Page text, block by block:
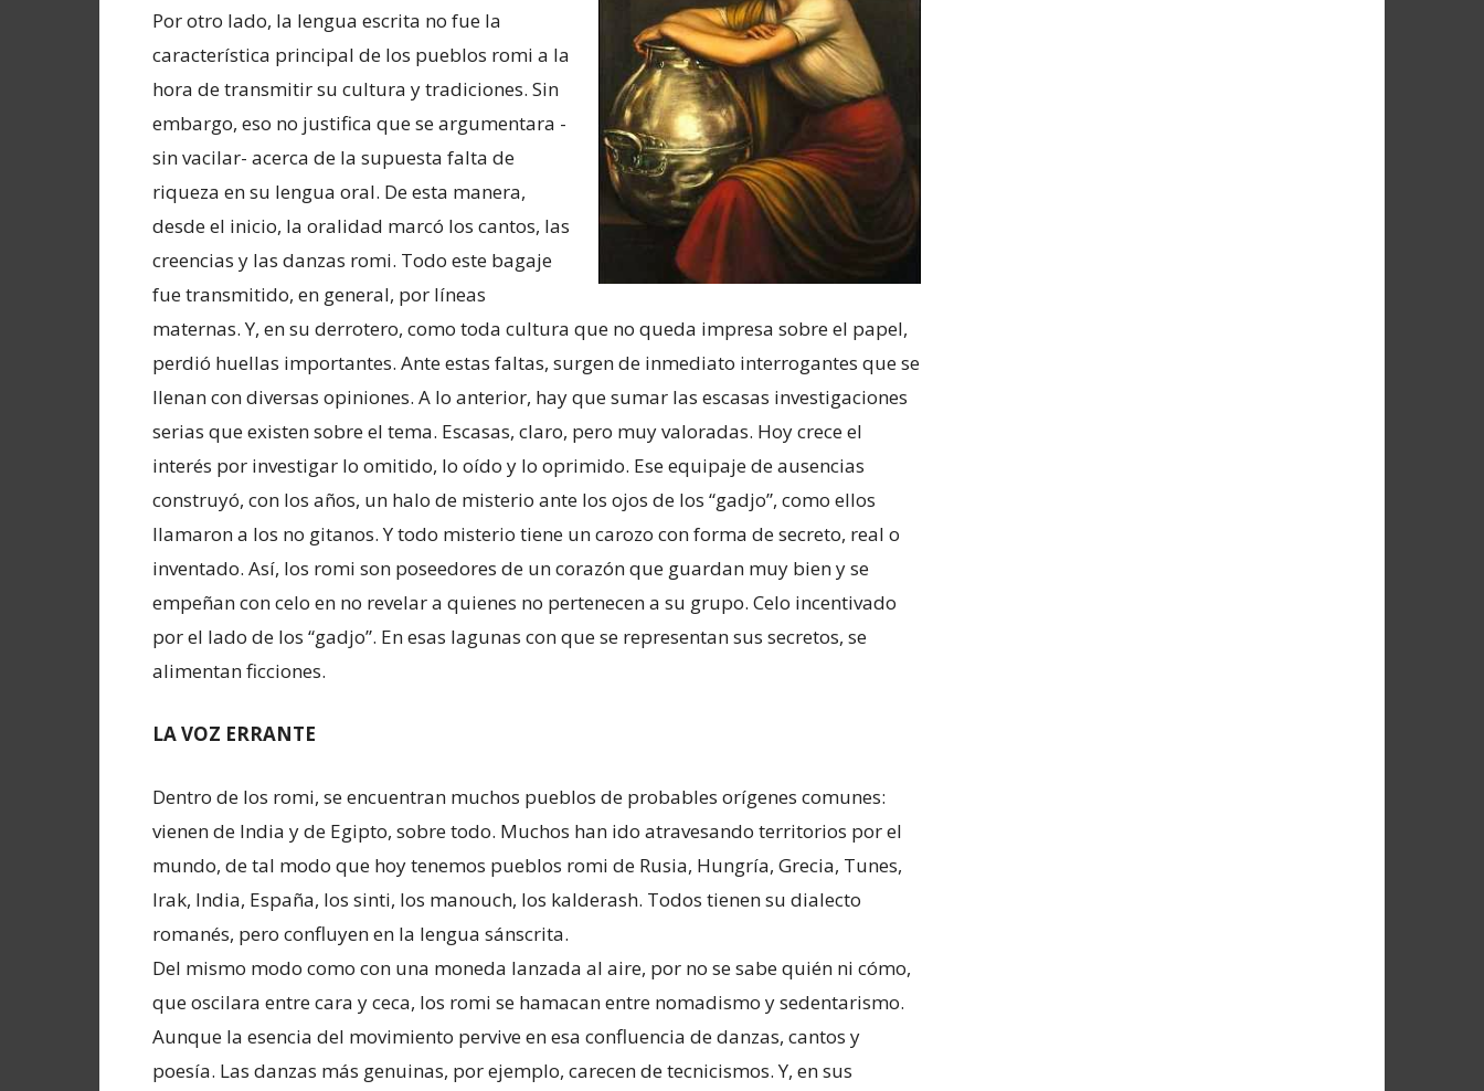
Por otro lado, la lengua escrita no fue la
característica principal de los pueblos romi a la
hora de transmitir su cultura y tradiciones. Sin
embargo, eso no justifica que se argumentara -
sin vacilar- acerca de la supuesta falta de
riqueza en su lengua oral. De esta manera,
desde el inicio, la oralidad marcó los cantos, las
creencias y las danzas romi. Todo este bagaje
fue transmitido, en general, por líneas
maternas. Y, en su derrotero, como toda cultura que no queda impresa sobre el papel,
perdió huellas importantes. Ante estas faltas, surgen de inmediato interrogantes que se
llenan con diversas opiniones. A lo anterior, hay que sumar las escasas investigaciones
serias que existen sobre el tema. Escasas, claro, pero muy valoradas. Hoy crece el
interés por investigar lo omitido, lo oído y lo oprimido. Ese equipaje de ausencias
construyó, con los años, un halo de misterio ante los ojos de los “gadjo”, como ellos
llamaron a los no gitanos. Y todo misterio tiene un carozo con forma de secreto, real o
inventado. Así, los romi son poseedores de un corazón que guardan muy bien y se
empeñan con celo en no revelar a quienes no pertenecen a su grupo. Celo incentivado
por el lado de los “gadjo”. En esas lagunas con que se representan sus secretos, se
alimentan ficciones.
LA VOZ ERRANTE
Dentro de los romi, se encuentran muchos pueblos de probables orígenes comunes:
vienen de India y de Egipto, sobre todo. Muchos han ido atravesando territorios por el
mundo, de tal modo que hoy tenemos pueblos romi de Rusia, Hungría, Grecia, Tunes,
Irak, India, España, los sinti, los manouch, los kalderash. Todos tienen su dialecto
romanés, pero confluyen en la lengua sánscrita.
Del mismo modo como con una moneda lanzada al aire, por no se sabe quién ni cómo,
que oscilara entre cara y ceca, los romi se hamacan entre nomadismo y sedentarismo.
Aunque la esencia del movimiento pervive en esa confluencia de danzas, cantos y
poesía. Las danzas más genuinas, por ejemplo, carecen de tecnicismos. Y, en sus